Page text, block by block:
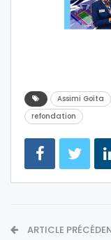
Assimi Goïta
refondation
ARTICLE